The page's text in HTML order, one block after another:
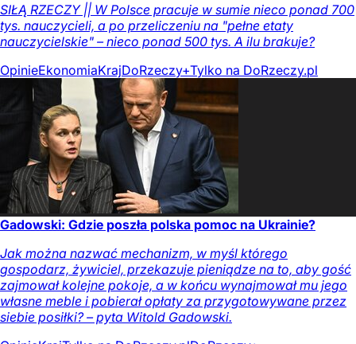
SIŁĄ RZECZY || W Polsce pracuje w sumie nieco ponad 700
tys. nauczycieli, a po przeliczeniu na "pełne etaty
nauczycielskie" – nieco ponad 500 tys. A ilu brakuje?
OpinieEkonomiaKrajDoRzeczy+Tylko na DoRzeczy.pl
Gadowski: Gdzie poszła polska pomoc na Ukrainie?
Jak można nazwać mechanizm, w myśl którego
gospodarz, żywiciel, przekazuje pieniądze na to, aby gość
zajmował kolejne pokoje, a w końcu wynajmował mu jego
własne meble i pobierał opłaty za przygotowywane przez
siebie posiłki? – pyta Witold Gadowski.